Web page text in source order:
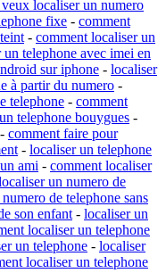
localiser un numero
fixe - comment
- comment localiser un
un telephone avec imei en
sur iphone - localiser
à partir du numero -
telephone - comment
telephone bouygues -
- comment faire pour
- localiser un telephone
ami - comment localiser
un numero de
de telephone sans
son enfant- localiser un
localiser un telephone
un telephone - localiser
localiser un telephone